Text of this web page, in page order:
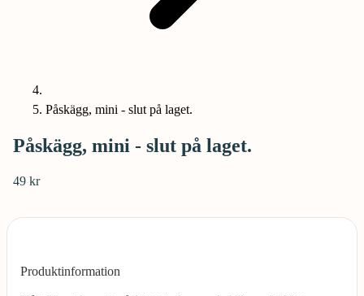
Påskägg, mini - slut på laget.
Påskägg, mini - slut på laget.
49 kr
Produktinformation